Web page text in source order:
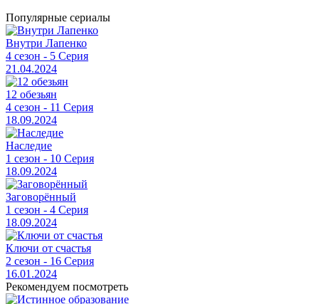
Популярные сериалы
Внутри Лапенко
4 сезон - 5 Серия
21.04.2024
12 обезьян
4 сезон - 11 Серия
18.09.2024
Наследие
1 сезон - 10 Серия
18.09.2024
Заговорённый
1 сезон - 4 Серия
18.09.2024
Ключи от счастья
2 сезон - 16 Серия
16.01.2024
Рекомендуем посмотреть